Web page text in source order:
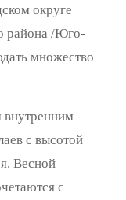
округе
района /Юго-
множество
с высотой
Весной
с